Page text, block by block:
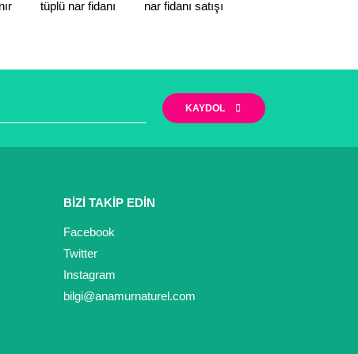
tarafımıza iletebilirsiniz.
tüplü nar fidanı
nar fidanı satışı
KAYDOL
BİZİ TAKİP EDİN
Facebook
Twitter
Instagram
bilgi@anamurnaturel.com